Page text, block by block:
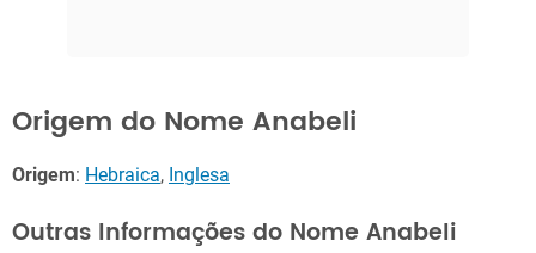
Origem do Nome Anabeli
Origem: Hebraica, Inglesa
Outras Informações do Nome Anabeli